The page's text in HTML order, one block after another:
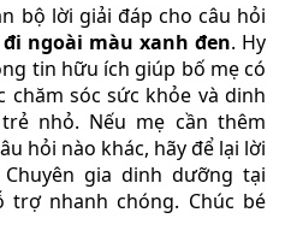
bộ lời giải đáp cho câu hỏi
ngoài màu xanh đen. Hy
tin hữu ích giúp bố mẹ có
sóc sức khỏe và dinh
nhỏ. Nếu mẹ cần thêm
hỏi nào khác, hãy để lại lời
gia dinh dưỡng tại
trợ nhanh chóng. Chúc bé